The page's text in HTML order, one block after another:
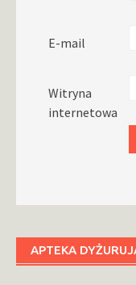
E-mail
Witryna
internetowa
APTEKA